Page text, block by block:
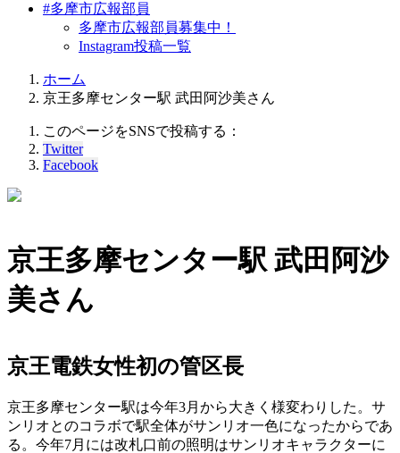
#多摩市広報部員
多摩市広報部員募集中！
Instagram投稿一覧
ホーム
京王多摩センター駅 武田阿沙美さん
このページをSNSで投稿する：
Twitter
Facebook
京王多摩センター駅 武田阿沙
美さん
京王電鉄女性初の管区長
京王多摩センター駅は今年3月から大きく様変わりした。サ
ンリオとのコラボで駅全体がサンリオ一色になったからであ
る。今年7月には改札口前の照明はサンリオキャラクターに